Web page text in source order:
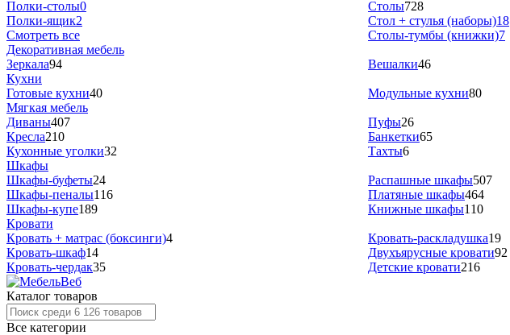
Полки-столы0
Полки-ящик2
Смотреть все
Столы728
Стол + стулья (наборы)18
Столы-тумбы (книжки)7
Декоративная мебель
Зеркала94 Вешалки46
Кухни
Готовые кухни40 Модульные кухни80
Мягкая мебель
Диваны407
Кресла210
Кухонные уголки32
Пуфы26
Банкетки65
Тахты6
Шкафы
Шкафы-буфеты24
Шкафы-пеналы116
Шкафы-купе189
Распашные шкафы507
Платяные шкафы464
Книжные шкафы110
Кровати
Кровать + матрас (боксинги)4
Кровать-шкаф14
Кровать-чердак35
Кровать-раскладушка19
Двухъярусные кровати92
Детские кровати216
Каталог товаров
Все категории